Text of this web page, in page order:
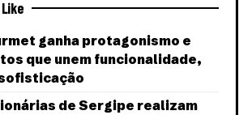
ganha protagonismo e
que unem funcionalidade,
de Sergipe realizam